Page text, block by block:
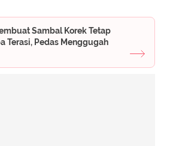
Sambal Korek Tetap
Terasi, Pedas Menggugah